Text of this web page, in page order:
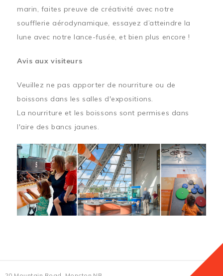
marin, faites preuve de créativité avec notre
soufflerie aérodynamique, essayez d’atteindre la
lune avec notre lance-fusée, et bien plus encore !
Avis aux visiteurs
Veuillez ne pas apporter de nourriture ou de
boissons dans les salles d'expositions.
La nourriture et les boissons sont permises dans
l'aire des bancs jaunes.